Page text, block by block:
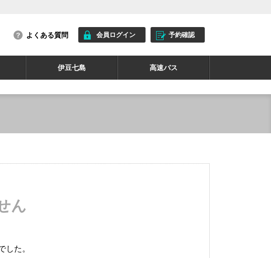
よくある質問 会員ログイン 予約確認
伊豆七島 高速バス
ん
した。